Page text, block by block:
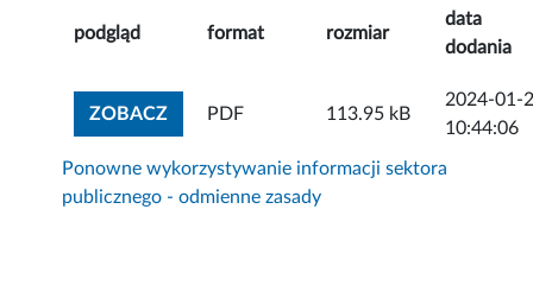
podgląd format rozmiar
data
dodania
ZOBACZZOBACZ ZAŁĄCZNIK
PDF 113.95 kB
2024-01-
10:44:06
Ponowne wykorzystywanie informacji sektora
publicznego - odmienne zasady